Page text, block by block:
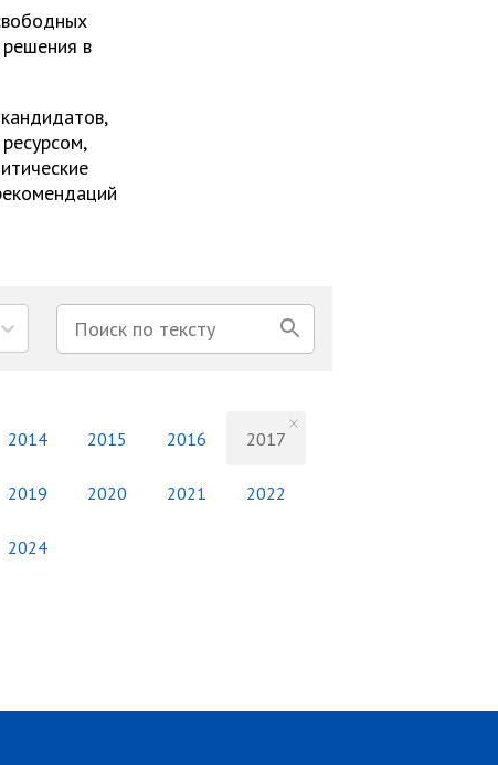
в
2014 2015 2016 2017
2019 2020 2021 2022
2024